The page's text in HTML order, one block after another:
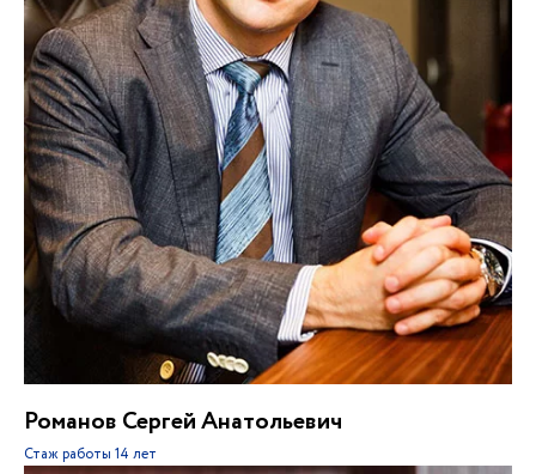
Романов Сергей Анатольевич
Стаж работы 14 лет